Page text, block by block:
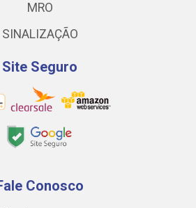
MRO
SINALIZAÇÃO
Site Seguro
Conosco